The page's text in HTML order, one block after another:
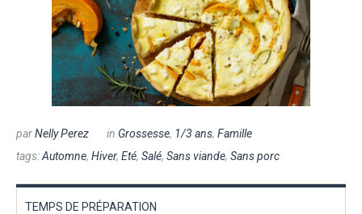
parNelly Perez in Grossesse, 1/3 ans, Famille
tags:Automne, Hiver, Eté, Salé, Sans viande, Sans porc
TEMPS DE PRÉPARATION